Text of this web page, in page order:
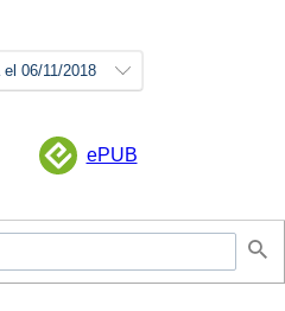
06/11/2018
ePUB